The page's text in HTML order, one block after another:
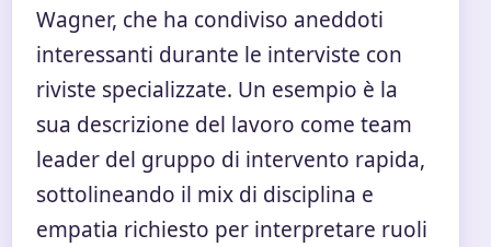
Wagner, che ha condiviso aneddoti
interessanti durante le interviste con
riviste specializzate. Un esempio è la
sua descrizione del lavoro come team
leader del gruppo di intervento rapida,
sottolineando il mix di disciplina e
empatia richiesto per interpretare ruoli